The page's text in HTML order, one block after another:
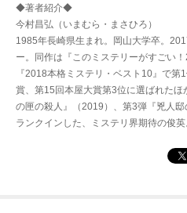
◆著者紹介◆
今村昌弘（いまむら・まさひろ）
1985年長崎県生まれ。岡山大学卒。
ー。同作は『このミステリーがすごい
『2018本格ミステリ・ベスト10』で
賞、第15回本屋大賞第3位に選ばれた
の匣の殺人』（2019）、第3弾『兇人
ランクインした、ミステリ界期待の俊英